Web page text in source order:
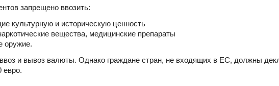
запрещено ввозить:
культурную и историческую ценность
вещества, медицинские препараты
оружие.
ввоз и вывоз валюты. Однако граждане стран, не входящих в ЕС, должны